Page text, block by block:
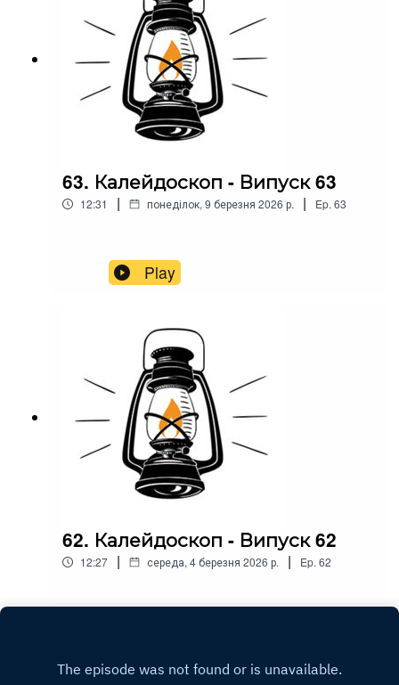
63. Калейдоскоп - Випуск 63
12:31 | понеділок, 9 березня 2026 р. | Ep. 63
Play
62. Калейдоскоп - Випуск 62
12:27 | середа, 4 березня 2026 р. | Ep. 62